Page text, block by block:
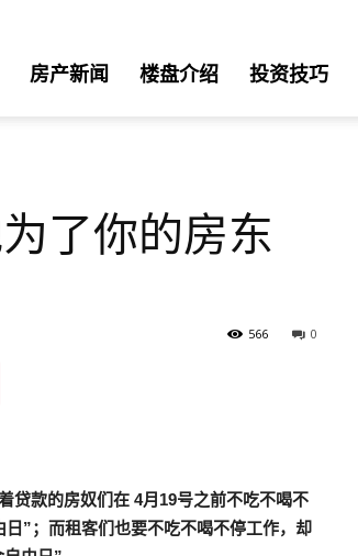
房产新闻 楼盘介绍 投资技巧
了你的房东
0
566
贷款的房奴们在 4月 19号之前不吃不喝不
”；而租客们也要不吃不喝不停工作，却